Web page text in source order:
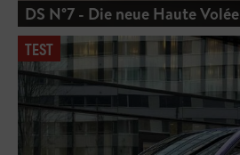
DS N°7 - Die neue Haute Volée
TEST